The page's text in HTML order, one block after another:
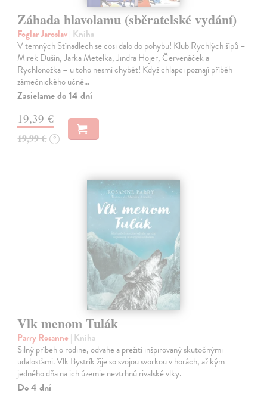
Záhada hlavolamu (sběratelské vydání)
Foglar Jaroslav| Kniha
V temných Stínadlech se cosi dalo do pohybu! Klub Rychlých šípů –
Mirek Dušín, Jarka Metelka, Jindra Hojer, Červenáček a
Rychlonožka – u toho nesmí chybět! Když chlapci poznají příběh
zámečnického učně…
Zasielame do 14 dní
19,39 €
19,99 € ?
Vlk menom Tulák
Parry Rosanne | Kniha
Silný príbeh o rodine, odvahe a prežití inšpirovaný skutočnými
udalosťami. Vlk Bystrík žije so svojou svorkou v horách, až kým
jedného dňa na ich územie nevtrhnú rivalské vlky.
Do 4 dní